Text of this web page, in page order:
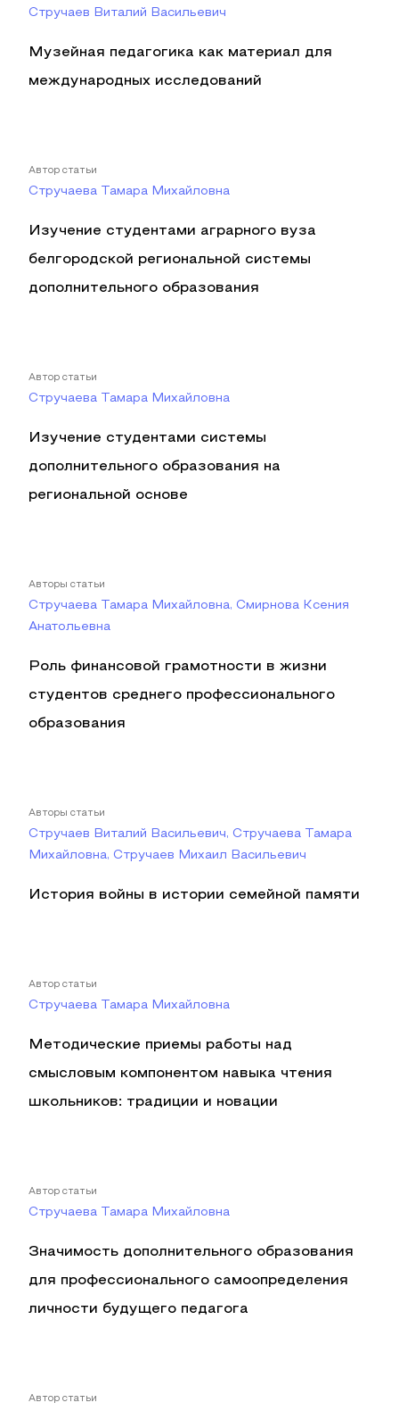
Стручаев Виталий Васильевич
Музейная педагогика как материал для
международных исследований
Автор статьи
Стручаева Тамара Михайловна
Изучение студентами аграрного вуза
белгородской региональной системы
дополнительного образования
Автор статьи
Стручаева Тамара Михайловна
Изучение студентами системы
дополнительного образования на
региональной основе
Авторы статьи
Стручаева Тамара Михайловна, Смирнова Ксения
Анатольевна
Роль финансовой грамотности в жизни
студентов среднего профессионального
образования
Авторы статьи
Стручаев Виталий Васильевич, Стручаева Тамара
Михайловна, Стручаев Михаил Васильевич
История войны в истории семейной памяти
Автор статьи
Стручаева Тамара Михайловна
Методические приемы работы над
смысловым компонентом навыка чтения
школьников: традиции и новации
Автор статьи
Стручаева Тамара Михайловна
Значимость дополнительного образования
для профессионального самоопределения
личности будущего педагога
Автор статьи